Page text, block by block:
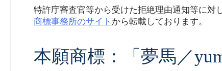
特許庁審査官等から受けた拒絶理由通知等に対
商標事務所のサイト から転載しております。
本願商標：「夢馬／